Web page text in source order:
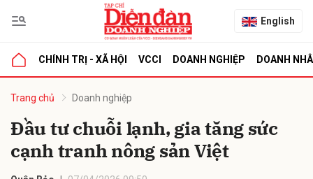
English
CHÍNH TRỊ - XÃ HỘI VCCI DOANH NGHIỆP DOANH
Trang chủ Doanh nghiệp
Đầu tư chuỗi lạnh, gia tăng sức
cạnh tranh nông sản Việt
luận